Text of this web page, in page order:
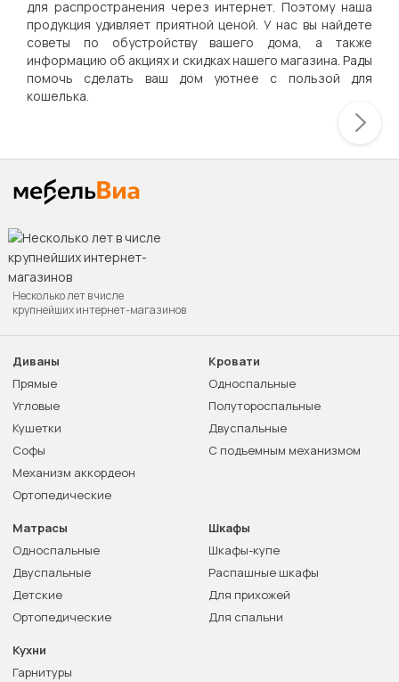
для распространения через интернет. Поэтому наша
продукция удивляет приятной ценой. У нас вы найдете
советы по обустройству вашего дома, а также
информацию об акциях и скидках нашего магазина. Рады
помочь сделать ваш дом уютнее с пользой для
кошелька.
Несколько лет в числе
крупнейших интернет-магазинов
Диваны
Прямые
Угловые
Кушетки
Софы
Механизм аккордеон
Ортопедические
Кровати
Односпальные
Полутороспальные
Двуспальные
С подъемным механизмом
Матрасы
Односпальные
Двуспальные
Детские
Ортопедические
Шкафы
Шкафы-купе
Распашные шкафы
Для прихожей
Для спальни
Кухни
Гарнитуры